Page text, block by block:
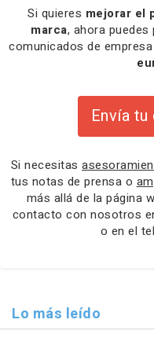
Si quieres mejorar el
marca, ahora
comunicados de
Envía
Si necesitas
tus notas de prensa o
más allá de la página
contacto con nosotros
o en el
Lo más leído